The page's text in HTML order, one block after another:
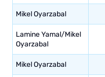
Mikel Oyarzabal
Lamine Yamal/Mikel
Oyarzabal
Mikel Oyarzabal